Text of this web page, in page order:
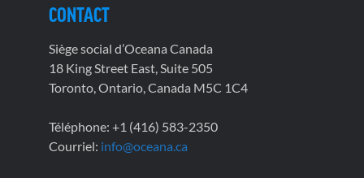
CONTACT
Siège social d’Oceana Canada
18 King Street East, Suite 505
Toronto, Ontario, Canada M5C 1C4
Téléphone: +1 (416) 583-2350
Courriel: info@oceana.ca